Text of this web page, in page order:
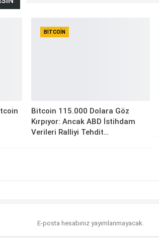
BITCOIN
Bitcoin 115.000 Dolara Göz
Kırpıyor: Ancak ABD İstihdam
Verileri Ralliyi Tehdit…
E-posta hesabınız yayımlanmayacak.